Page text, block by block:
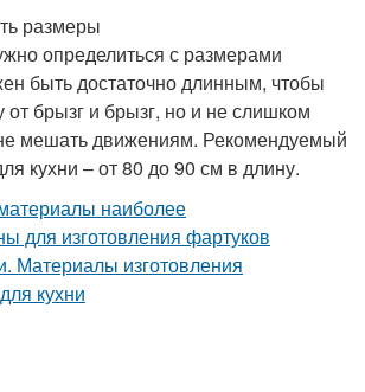
размеры
определиться с размерами
быть достаточно длинным, чтобы
брызг и брызг, но и не слишком
мешать движениям. Рекомендуемый
кухни – от 80 до 90 см в длину.